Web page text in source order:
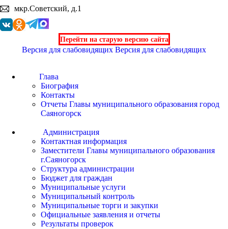
мкр.Советский, д.1
Перейти на старую версию сайта
Версия для слабовидящих Версия для слабовидящих
Глава
Биография
Контакты
Отчеты Главы муниципального образования город
Саяногорск
Администрация
Контактная информация
Заместители Главы муниципального образования
г.Саяногорск
Структура администрации
Бюджет для граждан
Муниципальные услуги
Муниципальный контроль
Муниципальные торги и закупки
Официальные заявления и отчеты
Результаты проверок